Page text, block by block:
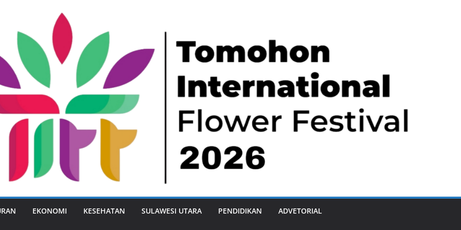
EKONOMI KESEHATAN SULAWESI UTARA PENDIDIKAN ADVETORIAL